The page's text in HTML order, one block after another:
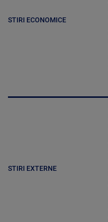
STIRI ECONOMICE
STIRI EXTERNE